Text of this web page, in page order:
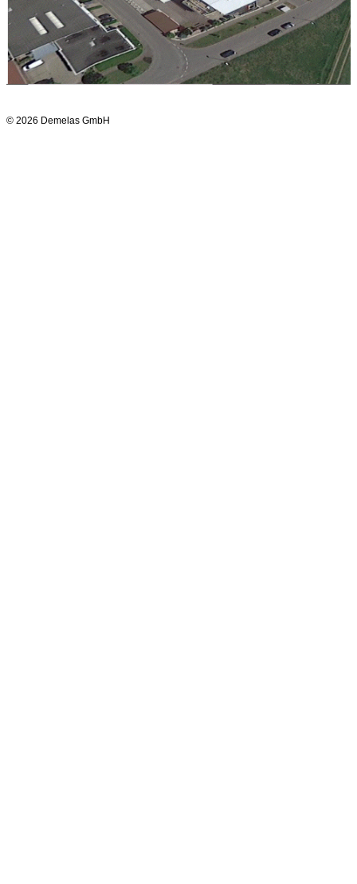
© 2026 Demelas GmbH